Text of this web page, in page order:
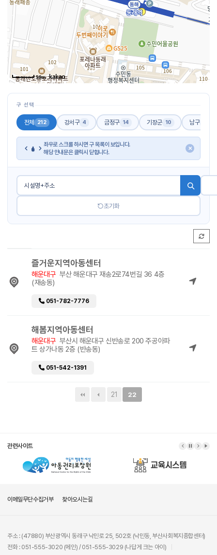
50m
구 선택
전체 212 강서구 4 금정구 14 기장군 10 남구
좌우로 스크롤 하시면 구 목록이 보입니다.
해당 안내문은 클릭시 닫힙니다.
✕
초기화
즐거운지역아동센터
해운대구 부산 해운대구 재송2로74번길 36 4층
(재송동)
051-782-7776
해봄지역아동센터
해운대구 부산시 해운대구 신반송로 200 주공아파
트 상가나동 2층 (반송동)
051-542-1391
21 22
관련사이트
이메일무단수집거부 찾아오시는길
주소 : (47880) 부산광역시 동래구 낙민로 25, 502호 (낙민동, 부산사회복지종합센터)
전화 : 051-555-3020 (메인) / 051-555-3029 (나답게 크는 아이)